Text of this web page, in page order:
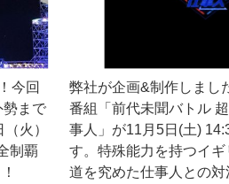
今回
勢まで
火）
制覇
弊社が企画&制作しまし
番組「前代未聞バトル
事人」が11月5日(土)
す。特殊能力を持つイ
道を究めた仕事人との対